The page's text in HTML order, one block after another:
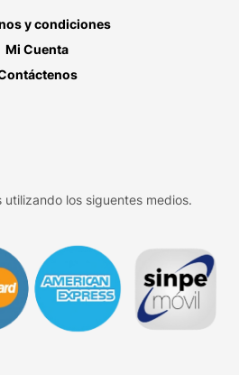
y condiciones
Mi Cuenta
los siguentes medios.